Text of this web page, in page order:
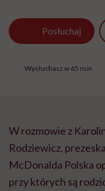
Posłuchaj
Wysłuchasz w 65 min
W rozmowie z
Rodziewicz,
McDonalda Polska
przy których są